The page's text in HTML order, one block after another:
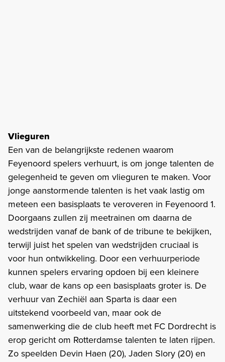
Vlieguren
Een van de belangrijkste redenen waarom
Feyenoord spelers verhuurt, is om jonge talenten de
gelegenheid te geven om vlieguren te maken. Voor
jonge aanstormende talenten is het vaak lastig om
meteen een basisplaats te veroveren in Feyenoord 1.
Doorgaans zullen zij meetrainen om daarna de
wedstrijden vanaf de bank of de tribune te bekijken,
terwijl juist het spelen van wedstrijden cruciaal is
voor hun ontwikkeling. Door een verhuurperiode
kunnen spelers ervaring opdoen bij een kleinere
club, waar de kans op een basisplaats groter is. De
verhuur van Zechiël aan Sparta is daar een
uitstekend voorbeeld van, maar ook de
samenwerking die de club heeft met FC Dordrecht is
erop gericht om Rotterdamse talenten te laten rijpen.
Zo speelden Devin Haen (20), Jaden Slory (20) en